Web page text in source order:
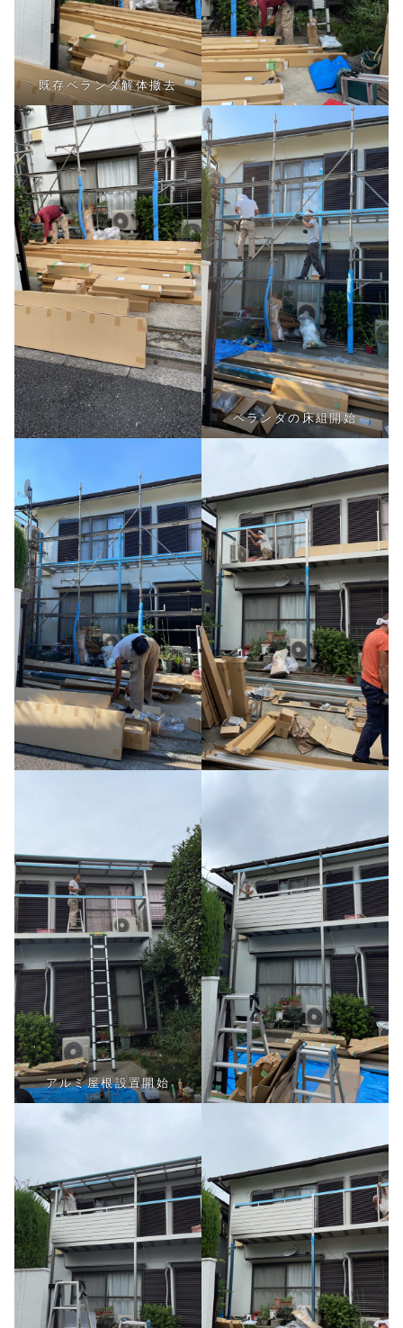
既存ベランダ解体撤去
ベランダの床組開始
アルミ屋根設置開始